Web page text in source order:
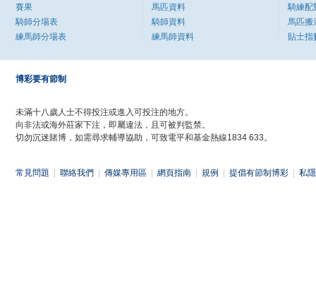
賽果
騎師分場表
練馬師分場表
馬匹資料
騎師資料
練馬師資料
騎練配
馬匹搬
貼士指
博彩要有節制
未滿十八歲人士不得投注或進入可投注的地方。
向非法或海外莊家下注，即屬違法，且可被判監禁。
切勿沉迷賭博，如需尋求輔導協助，可致電平和基金熱線1834 633。
常見問題 聯絡我們 傳媒專用區 網頁指南 規例 提倡有節制博彩 私